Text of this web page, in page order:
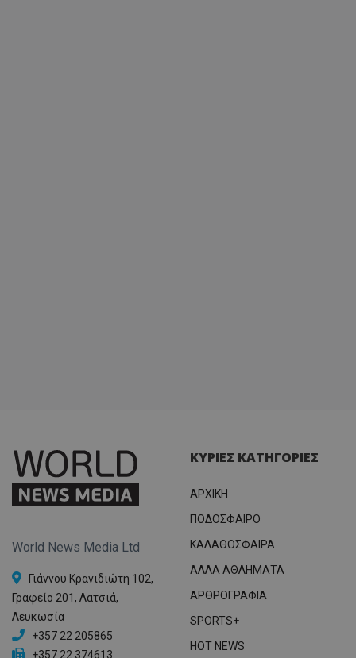
World News Media Ltd
Γιάννου Κρανιδιώτη 102,
Γραφείο 201, Λατσιά,
Λευκωσία
+357 22 205865
+357 22 374613
ΚΥΡΙΕΣ ΚΑΤΗΓΟΡΙΕΣ
ΑΡΧΙΚΗ
ΠΟΔΟΣΦΑΙΡΟ
ΚΑΛΑΘΟΣΦΑΙΡΑ
ΑΛΛΑ ΑΘΛΗΜΑΤΑ
ΑΡΘΡΟΓΡΑΦΙΑ
SPORTS+
HOT NEWS